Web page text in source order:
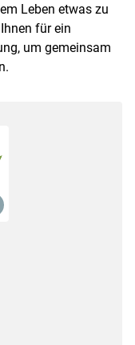
Leben etwas zu
für ein
um gemeinsam